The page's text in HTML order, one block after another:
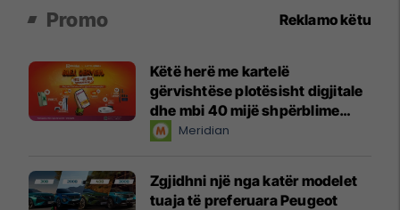
Promo Reklamo këtu
Këtë herë me kartelë
gërvishtëse plotësisht digjitale
dhe mbi 40 mijë shpërblime
instant!Meridian
Zgjidhni një nga katër modelet
tuaja të preferuara Peugeot